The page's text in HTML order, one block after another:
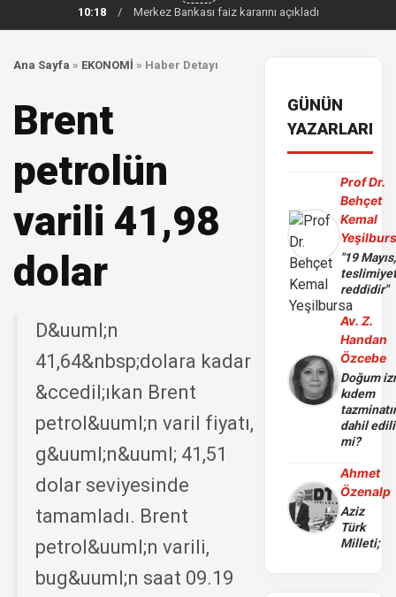
10:18
/ Merkez Bankası faiz kararını açıkladı
Ana Sayfa » EKONOMİ » Haber Detayı
Brent
petrolün
varili 41,98
dolar
D&uuml;n
41,64&nbsp;dolara kadar
&ccedil;ıkan Brent
petrol&uuml;n varil fiyatı,
g&uuml;n&uuml; 41,51
dolar seviyesinde
tamamladı. Brent
petrol&uuml;n varili,
bug&uuml;n saat 09.19
GÜNÜN
YAZARLARI
Prof Dr.
Behçet
Kemal
"19 Mayıs,
reddidir"
Av. Z.
Handan
Özcebe
Doğum
kıdem
dahil
mi?
Ahmet
Özenalp
Aziz
Türk
Milleti;